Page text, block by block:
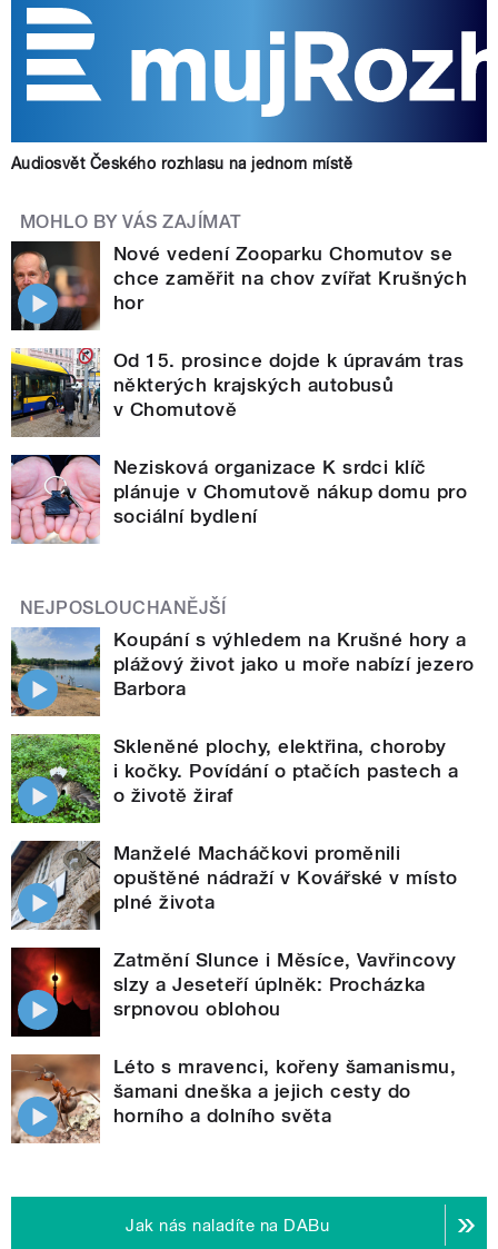
Audiosvět Českého rozhlasu na jednom místě
MOHLO BY VÁS ZAJÍMAT
Nové vedení Zooparku Chomutov se
chce zaměřit na chov zvířat Krušných
hor
Od 15. prosince dojde k úpravám tras
některých krajských autobusů
v Chomutově
Nezisková organizace K srdci klíč
plánuje v Chomutově nákup domu pro
sociální bydlení
NEJPOSLOUCHANĚJŠÍ
Koupání s výhledem na Krušné hory a
plážový život jako u moře nabízí jezero
Barbora
Skleněné plochy, elektřina, choroby
i kočky. Povídání o ptačích pastech a
o životě žiraf
Manželé Macháčkovi proměnili
opuštěné nádraží v Kovářské v místo
plné života
Zatmění Slunce i Měsíce, Vavřincovy
slzy a Jeseteří úplněk: Procházka
srpnovou oblohou
Léto s mravenci, kořeny šamanismu,
šamani dneška a jejich cesty do
horního a dolního světa
Jak nás naladíte na DABu